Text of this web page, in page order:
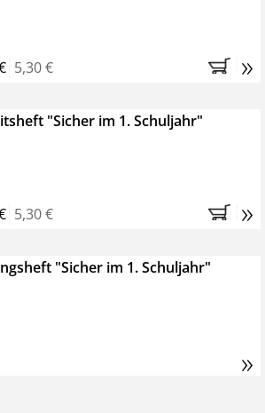
5,30 € »
"Sicher im 1. Schuljahr"
5,30 € »
"Sicher im 1. Schuljahr"
»